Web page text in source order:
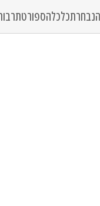
הנבחרתכלכלהספורט